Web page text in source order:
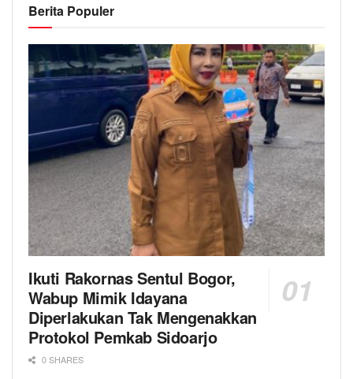
Berita Populer
Ikuti Rakornas Sentul Bogor,
Wabup Mimik Idayana
Diperlakukan Tak Mengenakkan
Protokol Pemkab Sidoarjo
0 SHARES